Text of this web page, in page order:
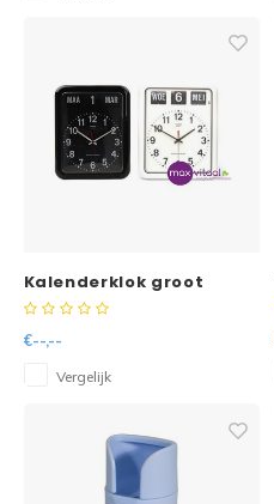
Kalenderklok groot
analoog BQ-12A
€--,--
Vergelijk